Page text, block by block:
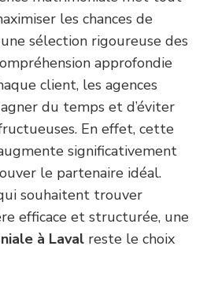
les chances de
sélection rigoureuse des
approfondie
client, les agences
du temps et d’éviter
En effet, cette
significativement
le partenaire idéal.
souhaitent trouver
efficace et structurée, une
à Laval reste le choix